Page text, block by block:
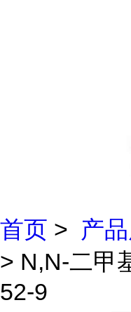
首页 > 产
> N,N-二甲
52-9